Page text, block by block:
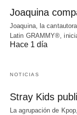
Joaquina
Joaquina, la
Latin GRAMMY®,
Hace 1 día
NOTICIAS
Stray Kids
La agrupación de